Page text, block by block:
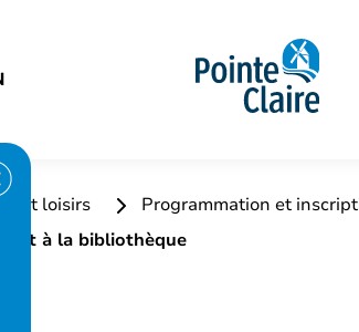
et loisirs Programmation et
à la bibliothèque